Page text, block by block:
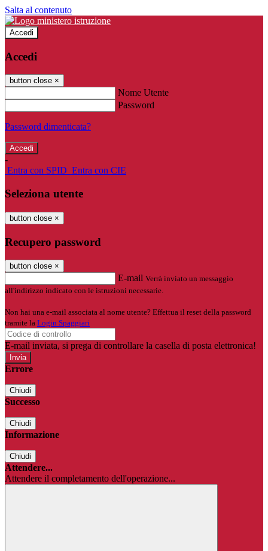
Salta al contenuto
Accedi
Accedi
button close ×
Nome Utente
Password
Password dimenticata?
-
Entra con SPID Entra con CIE
Seleziona utente
button close ×
Recupero password
button close ×
E-mail Verrà inviato un messaggio
all'indirizzo indicato con le istruzioni necessarie.
Non hai una e-mail associata al nome utente? Effettua il reset della password
tramite la Login Spaggiari
E-mail inviata, si prega di controllare la casella di posta elettronica!
Errore
Chiudi
Successo
Chiudi
Informazione
Chiudi
Attendere...
Attendere il completamento dell'operazione...